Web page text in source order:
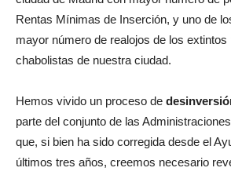
Rentas Mínimas de Inserción, y uno de
mayor número de realojos de los extintos
chabolistas de nuestra ciudad.
Hemos vivido un proceso de
parte del conjunto de las
que, si bien ha sido corregida desde el
últimos tres años, creemos necesario